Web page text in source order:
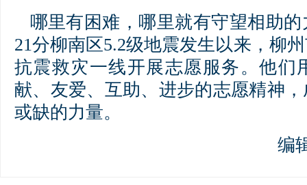
哪里有困难，哪里就有守望相助
21分柳南区5.2级地震发生以来，柳
抗震救灾一线开展志愿服务。他们
献、友爱、互助、进步的志愿精神
或缺的力量。
编